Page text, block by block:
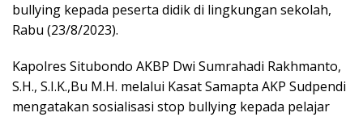
bullying kepada peserta didik di lingkungan sekolah,
Rabu (23/8/2023).
Kapolres Situbondo AKBP Dwi Sumrahadi Rakhmanto,
S.H., S.I.K.,Bu M.H. melalui Kasat Samapta AKP Sudpendi
mengatakan sosialisasi stop bullying kepada pelajar